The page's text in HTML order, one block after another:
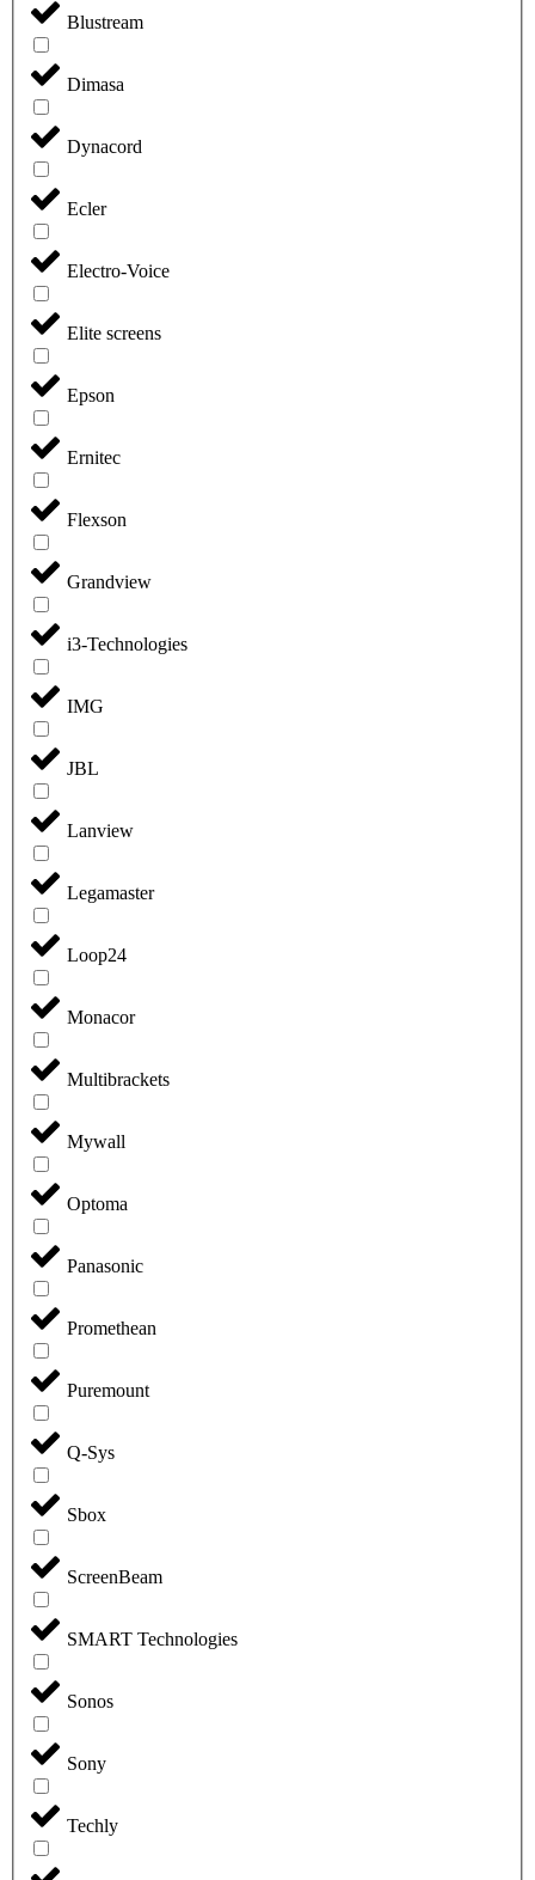
Blustream
Dimasa
Dynacord
Ecler
Electro-Voice
Elite screens
Epson
Ernitec
Flexson
Grandview
i3-Technologies
IMG
JBL
Lanview
Legamaster
Loop24
Monacor
Multibrackets
Mywall
Optoma
Panasonic
Promethean
Puremount
Q-Sys
Sbox
ScreenBeam
SMART Technologies
Sonos
Sony
Techly